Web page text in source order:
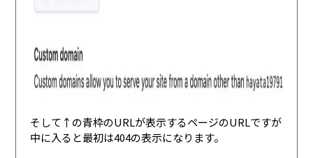
そして↑の青枠のURLが表示するページのURLですが
中に入ると最初は404の表示になります。